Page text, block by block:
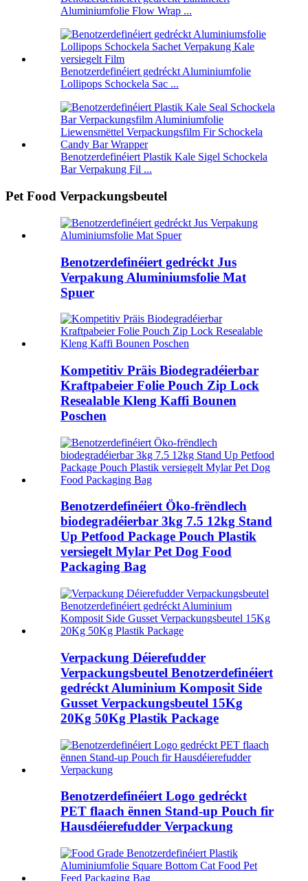
Aluminiumfolie Flow Wrap ...
Benotzerdefinéiert gedréckt Aluminiumfolie
Lollipops Schockela Sac ...
Benotzerdefinéiert Plastik Kale Sigel Schockela
Bar Verpakung Fil ...
Pet Food Verpackungsbeutel
Benotzerdefinéiert gedréckt Jus
Verpakung Aluminiumsfolie Mat
Spuer
Kompetitiv Präis Biodegradéierbar
Kraftpabeier Folie Pouch Zip Lock
Resealable Kleng Kaffi Bounen
Poschen
Benotzerdefinéiert Öko-frëndlech
biodegradéierbar 3kg 7.5 12kg Stand
Up Petfood Package Pouch Plastik
versiegelt Mylar Pet Dog Food
Packaging Bag
Verpackung Déierefudder
Verpackungsbeutel Benotzerdefinéiert
gedréckt Aluminium Komposit Side
Gusset Verpackungsbeutel 15Kg
20Kg 50Kg Plastik Package
Benotzerdefinéiert Logo gedréckt
PET flaach ënnen Stand-up Pouch fir
Hausdéierefudder Verpackung